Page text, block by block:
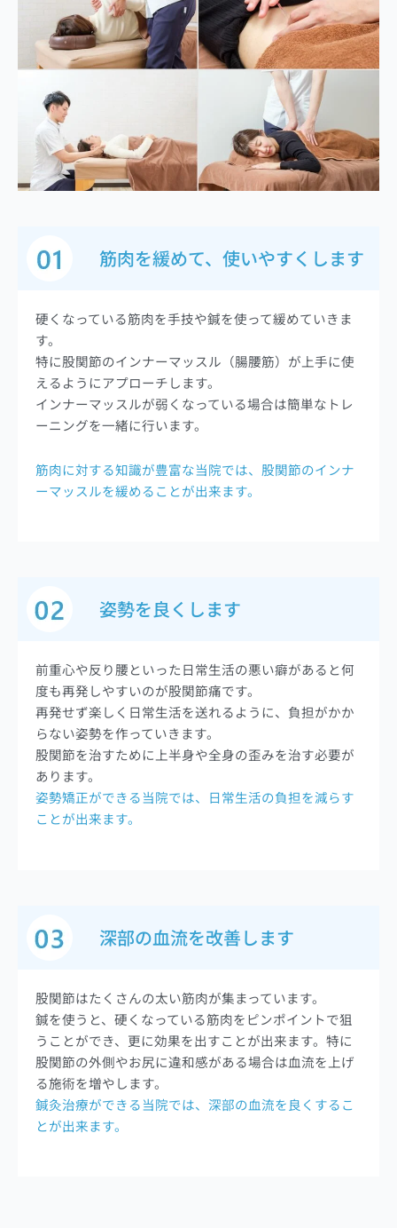
筋肉を緩めて、使いやすくします
硬くなっている筋肉を手技や鍼を使って緩めていきま
す。
特に股関節のインナーマッスル（腸腰筋）が上手に使
えるようにアプローチします。
インナーマッスルが弱くなっている場合は簡単なトレ
ーニングを一緒に行います。
筋肉に対する知識が豊富な当院では、股関節のインナ
ーマッスルを緩めることが出来ます。
姿勢を良くします
前重心や反り腰といった日常生活の悪い癖があると何
度も再発しやすいのが股関節痛です。
再発せず楽しく日常生活を送れるように、負担がかか
らない姿勢を作っていきます。
股関節を治すために上半身や全身の歪みを治す必要が
あります。
姿勢矯正ができる当院では、日常生活の負担を減らす
ことが出来ます。
深部の血流を改善します
股関節はたくさんの太い筋肉が集まっています。
鍼を使うと、硬くなっている筋肉をピンポイントで狙
うことができ、更に効果を出すことが出来ます。特に
股関節の外側やお尻に違和感がある場合は血流を上げ
る施術を増やします。
鍼灸治療ができる当院では、深部の血流を良くするこ
とが出来ます。